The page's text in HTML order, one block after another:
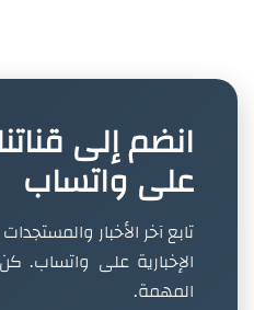
انضم إلى
على واتساب
تابع آخر الأخبار
الإخبارية على واتساب.
المهمة.